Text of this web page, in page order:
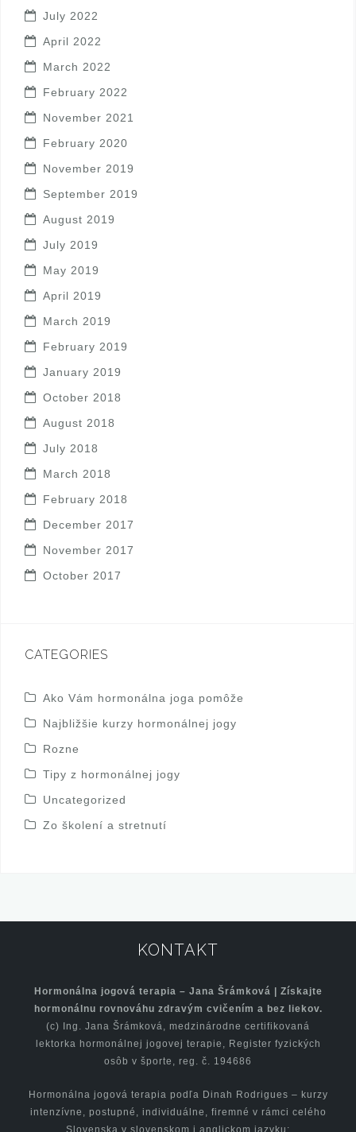
July 2022
April 2022
March 2022
February 2022
November 2021
February 2020
November 2019
September 2019
August 2019
July 2019
May 2019
April 2019
March 2019
February 2019
January 2019
October 2018
August 2018
July 2018
March 2018
February 2018
December 2017
November 2017
October 2017
CATEGORIES
Ako Vám hormonálna joga pomôže
Najbližšie kurzy hormonálnej jogy
Rozne
Tipy z hormonálnej jogy
Uncategorized
Zo školení a stretnutí
KONTAKT
Hormonálna jogová terapia – Jana Šrámková | Získajte
hormonálnu rovnováhu zdravým cvičením a bez liekov.
(c) Ing. Jana Šrámková, medzinárodne certifikovaná
lektorka hormonálnej jogovej terapie, Register fyzických
osôb v športe, reg. č. 194686
Hormonálna jogová terapia podľa Dinah Rodrigues – kurzy
intenzívne, postupné, individuálne, firemné v rámci celého
Slovenska v slovenskom i anglickom jazyku;